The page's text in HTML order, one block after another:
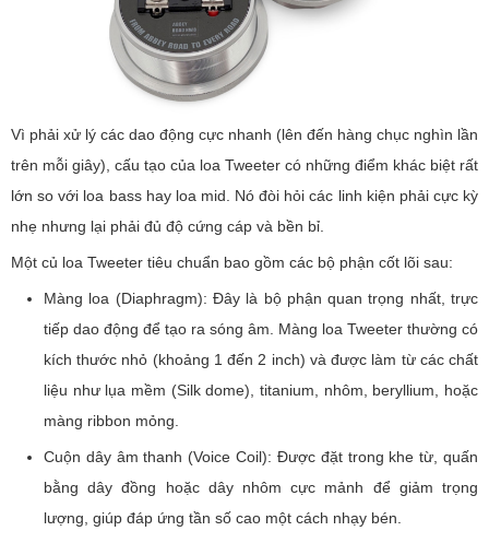
Vì phải xử lý các dao động cực nhanh (lên đến hàng chục nghìn lần
trên mỗi giây), cấu tạo của loa Tweeter có những điểm khác biệt rất
lớn so với loa bass hay loa mid. Nó đòi hỏi các linh kiện phải cực kỳ
nhẹ nhưng lại phải đủ độ cứng cáp và bền bỉ.
Một củ loa Tweeter tiêu chuẩn bao gồm các bộ phận cốt lõi sau:
Màng loa (Diaphragm): Đây là bộ phận quan trọng nhất, trực
tiếp dao động để tạo ra sóng âm. Màng loa Tweeter thường có
kích thước nhỏ (khoảng 1 đến 2 inch) và được làm từ các chất
liệu như lụa mềm (Silk dome), titanium, nhôm, beryllium, hoặc
màng ribbon mỏng.
Cuộn dây âm thanh (Voice Coil): Được đặt trong khe từ, quấn
bằng dây đồng hoặc dây nhôm cực mảnh để giảm trọng
lượng, giúp đáp ứng tần số cao một cách nhạy bén.